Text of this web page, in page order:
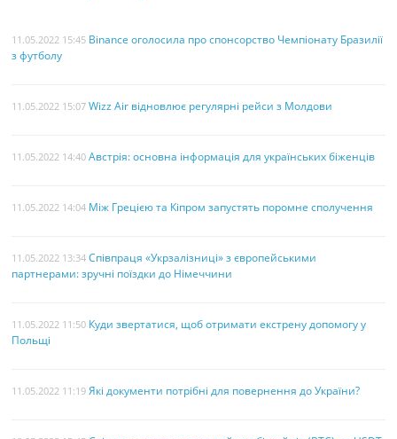
11.05.2022 15:45 Binance оголосила про спонсорство Чемпіонату Бразилії
з футболу
11.05.2022 15:07 Wizz Air відновлює регулярні рейси з Молдови
11.05.2022 14:40 Австрія: основна інформація для українських біженців
11.05.2022 14:04 Між Грецією та Кіпром запустять поромне сполучення
11.05.2022 13:34 Співпраця «Укрзалізниці» з європейськими
партнерами: зручні поїздки до Німеччини
11.05.2022 11:50 Куди звертатися, щоб отримати екстрену допомогу у
Польщі
11.05.2022 11:19 Які документи потрібні для повернення до України?